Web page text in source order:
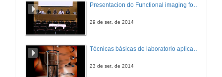
29 de set. de 2014
Técnicas básicas de laboratorio aplicadas á bioloxía
23 de set. de 2014